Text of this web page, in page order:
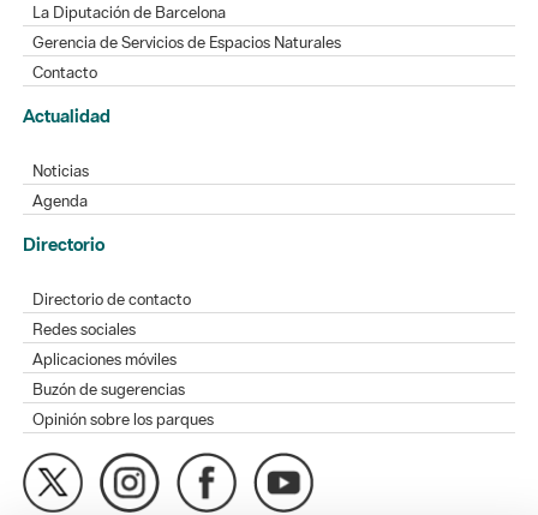
La Diputación de Barcelona
Gerencia de Servicios de Espacios Naturales
Contacto
Actualidad
Noticias
Agenda
Directorio
Directorio de contacto
Redes sociales
Aplicaciones móviles
Buzón de sugerencias
Opinión sobre los parques